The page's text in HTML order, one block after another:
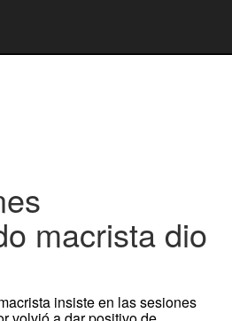
macrista dio
insiste en las sesiones